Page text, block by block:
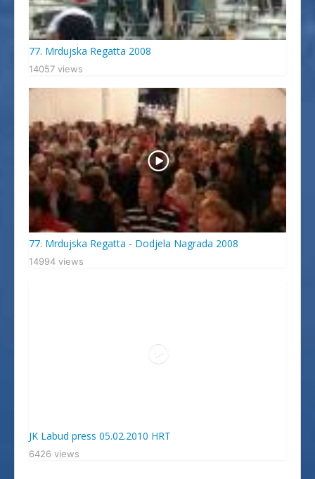
77. Mrdujska Regatta 2008
14057 views
77. Mrdujska Regatta - Dodjela Nagrada 2008
14994 views
JK Labud press 05.02.2010 HRT
6426 views